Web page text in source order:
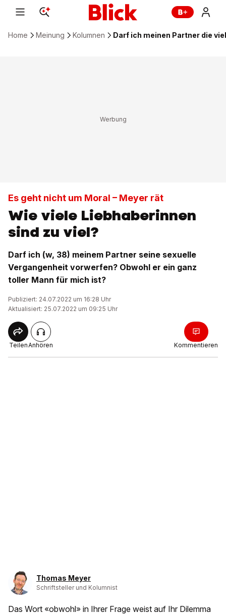
Home Meinung Kolumnen Darf ich meinen Partner die
Es geht nicht um Moral – Meyer rät
Wie viele Liebhaberinnen
sind zu viel?
Darf ich (w, 38) meinem Partner seine sexuelle
Vergangenheit vorwerfen? Obwohl er ein ganz
toller Mann für mich ist?
Publiziert: 24.07.2022 um 16:28 Uhr
Aktualisiert: 25.07.2022 um 09:25 Uhr
TeilenAnhören Kommentieren
Thomas Meyer
Schriftsteller und Kolumnist
Das Wort «obwohl» in Ihrer Frage weist auf Ihr Dilemma